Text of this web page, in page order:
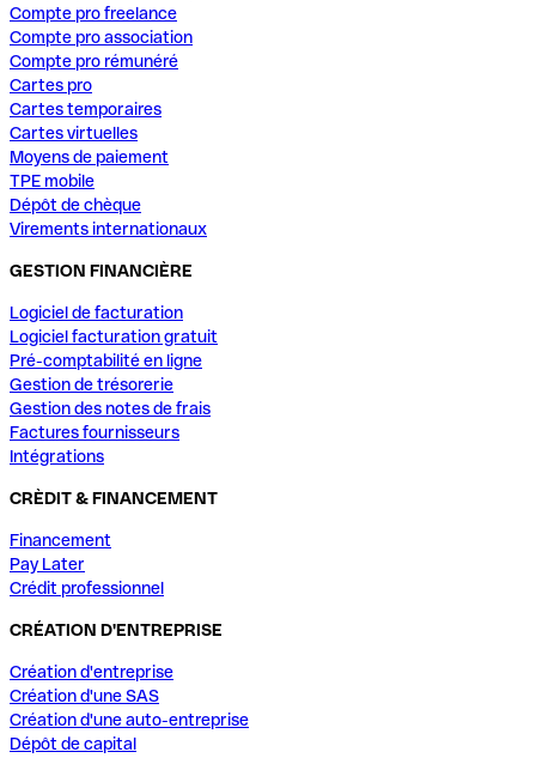
Compte pro freelance
Compte pro association
Compte pro rémunéré
Cartes pro
Cartes temporaires
Cartes virtuelles
Moyens de paiement
TPE mobile
Dépôt de chèque
Virements internationaux
GESTION FINANCIÈRE
Logiciel de facturation
Logiciel facturation gratuit
Pré-comptabilité en ligne
Gestion de trésorerie
Gestion des notes de frais
Factures fournisseurs
Intégrations
CRÈDIT & FINANCEMENT
Financement
Pay Later
Crédit professionnel
CRÉATION D'ENTREPRISE
Création d'entreprise
Création d'une SAS
Création d'une auto-entreprise
Dépôt de capital